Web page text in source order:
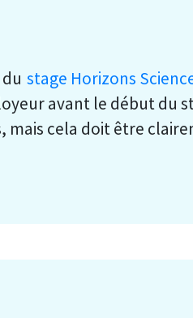
stage Horizons
avant le début du
mais cela doit être